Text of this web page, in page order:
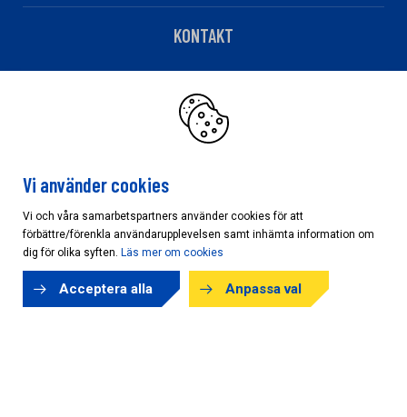
KONTAKT
Har du fakturafrågor?
Klicka här
Cookieinställningar
Vi använder cookies
Vi och våra samarbetspartners använder cookies för att
förbättre/förenkla användarupplevelsen samt inhämta information om
dig för olika syften. Läs mer om cookies
Acceptera alla Anpassa val